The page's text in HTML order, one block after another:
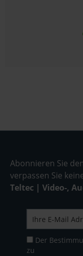
Abonnieren Sie
verpassen Sie
Teltec | Video-,
Der
zu